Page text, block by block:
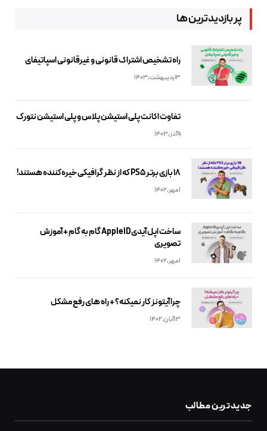
پر بازدیدترین ها
راه تشخیص اشتراک قانونی و غیرقانونی اسپاتیفای
3اردیبهشت,1403
تفاوت اکانت پلی استیشن پلاس و پلی استیشن نتورک
9آذر,1403
18 بازی برتر PS5 که از نظر گرافیکی خیره‌کننده هستند!
1مهر,1402
ساخت اپل آیدیApple ID گام به گام + آموزش
تصویری
1مهر,1402
چرا آیتونز کار نمیکنه؟ + راه های رفع مشکل
13آبان,1402
جدیدترین مطالب